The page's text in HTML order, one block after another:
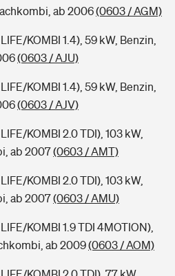
ab 2006(0603 / AGM)
KOMBI 1.4), 59 kW, Benzin,
(0603 / AJU)
KOMBI 1.4), 59 kW, Benzin,
(0603 / AJV)
KOMBI 2.0 TDI), 103 kW,
ab 2007(0603 / AMT)
KOMBI 2.0 TDI), 103 kW,
ab 2007(0603 / AMU)
KOMBI 1.9 TDI 4MOTION),
ab 2009(0603 / AOM)